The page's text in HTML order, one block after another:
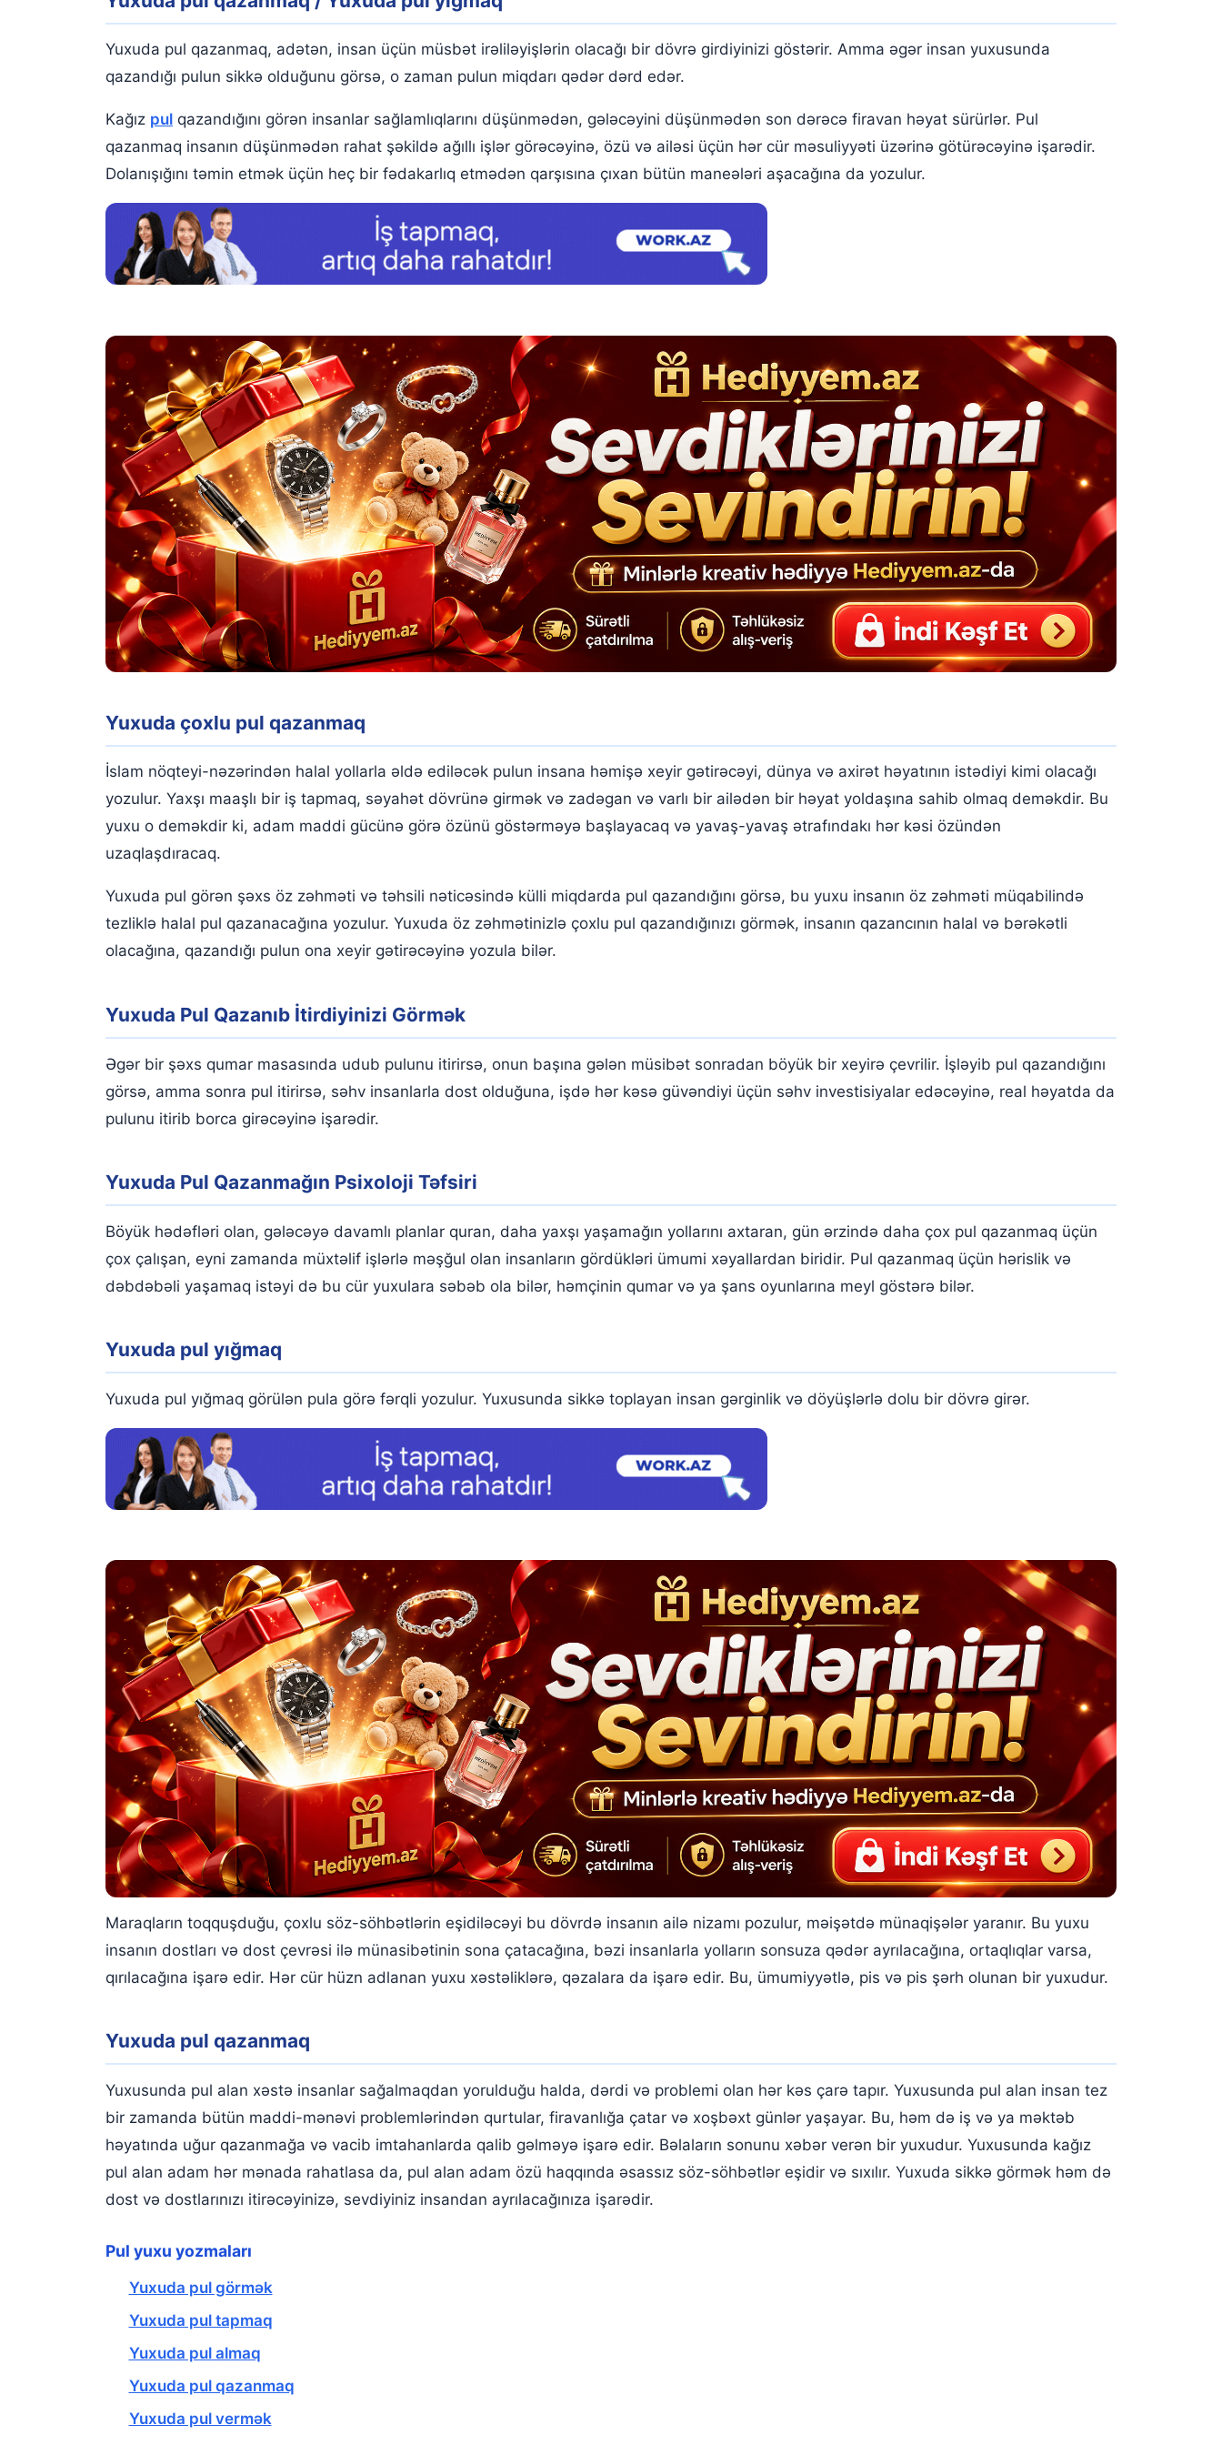
Yuxuda Pul Qazanmağın Psixoloji Təfsiri
Yuxuda pul yığmaq
Yuxuda pul qazanmaq
Pul yuxu yozmaları
Yuxuda pul qazanmaq, adətən, insan üçün müsbət irəliləyişlərin olacağı bir dövrə girdiyinizi göstərir. Amma əgər insan yuxusunda
qazandığı pulun sikkə olduğunu görsə, o zaman pulun miqdarı qədər dərd edər.
Kağız pul qazandığını görən insanlar sağlamlıqlarını düşünmədən, gələcəyini düşünmədən son dərəcə firavan həyat sürürlər. Pul
qazanmaq insanın düşünmədən rahat şəkildə ağıllı işlər görəcəyinə, özü və ailəsi üçün hər cür məsuliyyəti üzərinə götürəcəyinə işarədir.
Dolanışığını təmin etmək üçün heç bir fədakarlıq etmədən qarşısına çıxan bütün maneələri aşacağına da yozulur.
Yuxuda çoxlu pul qazanmaq
İslam nöqteyi-nəzərindən halal yollarla əldə ediləcək pulun insana həmişə xeyir gətirəcəyi, dünya və axirət həyatının istədiyi kimi olacağı
yozulur. Yaxşı maaşlı bir iş tapmaq, səyahət dövrünə girmək və zadəgan və varlı bir ailədən bir həyat yoldaşına sahib olmaq deməkdir. Bu
yuxu o deməkdir ki, adam maddi gücünə görə özünü göstərməyə başlayacaq və yavaş-yavaş ətrafındakı hər kəsi özündən
uzaqlaşdıracaq.
Yuxuda pul görən şəxs öz zəhməti və təhsili nəticəsində külli miqdarda pul qazandığını görsə, bu yuxu insanın öz zəhməti müqabilində
tezliklə halal pul qazanacağına yozulur. Yuxuda öz zəhmətinizlə çoxlu pul qazandığınızı görmək, insanın qazancının halal və bərəkətli
olacağına, qazandığı pulun ona xeyir gətirəcəyinə yozula bilər.
Yuxuda Pul Qazanıb İtirdiyinizi Görmək
Əgər bir şəxs qumar masasında udub pulunu itirirsə, onun başına gələn müsibət sonradan böyük bir xeyirə çevrilir. İşləyib pul qazandığını
görsə, amma sonra pul itirirsə, səhv insanlarla dost olduğuna, işdə hər kəsə güvəndiyi üçün səhv investisiyalar edəcəyinə, real həyatda da
pulunu itirib borca ​​girəcəyinə işarədir.
Yuxuda Pul Qazanmağın Psixoloji Təfsiri
Böyük hədəfləri olan, gələcəyə davamlı planlar quran, daha yaxşı yaşamağın yollarını axtaran, gün ərzində daha çox pul qazanmaq üçün
çox çalışan, eyni zamanda müxtəlif işlərlə məşğul olan insanların gördükləri ümumi xəyallardan biridir. Pul qazanmaq üçün hərislik və
dəbdəbəli yaşamaq istəyi də bu cür yuxulara səbəb ola bilər, həmçinin qumar və ya şans oyunlarına meyl göstərə bilər.
Yuxuda pul yığmaq
Yuxuda pul yığmaq görülən pula görə fərqli yozulur. Yuxusunda sikkə toplayan insan gərginlik və döyüşlərlə dolu bir dövrə girər.
Maraqların toqquşduğu, çoxlu söz-söhbətlərin eşidiləcəyi bu dövrdə insanın ailə nizamı pozulur, məişətdə münaqişələr yaranır. Bu yuxu
insanın dostları və dost çevrəsi ilə münasibətinin sona çatacağına, bəzi insanlarla yolların sonsuza qədər ayrılacağına, ortaqlıqlar varsa,
qırılacağına işarə edir. Hər cür hüzn adlanan yuxu xəstəliklərə, qəzalara da işarə edir. Bu, ümumiyyətlə, pis və pis şərh olunan bir yuxudur.
Yuxuda pul qazanmaq
Yuxusunda pul alan xəstə insanlar sağalmaqdan yorulduğu halda, dərdi və problemi olan hər kəs çarə tapır. Yuxusunda pul alan insan tez
bir zamanda bütün maddi-mənəvi problemlərindən qurtular, firavanlığa çatar və xoşbəxt günlər yaşayar. Bu, həm də iş və ya məktəb
həyatında uğur qazanmağa və vacib imtahanlarda qalib gəlməyə işarə edir. Bəlaların sonunu xəbər verən bir yuxudur. Yuxusunda kağız
pul alan adam hər mənada rahatlasa da, pul alan adam özü haqqında əsassız söz-söhbətlər eşidir və sıxılır. Yuxuda sikkə görmək həm də
dost və dostlarınızı itirəcəyinizə, sevdiyiniz insandan ayrılacağınıza işarədir.
Pul yuxu yozmaları
Yuxuda pul görmək
Yuxuda pul tapmaq
Yuxuda pul almaq
Yuxuda pul qazanmaq
Yuxuda pul vermək